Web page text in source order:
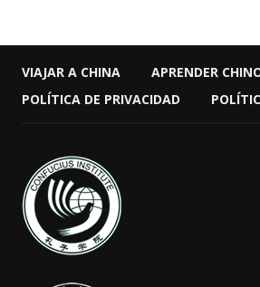
VIAJAR A CHINA
APRENDER
POLÍTICA DE PRIVACIDAD